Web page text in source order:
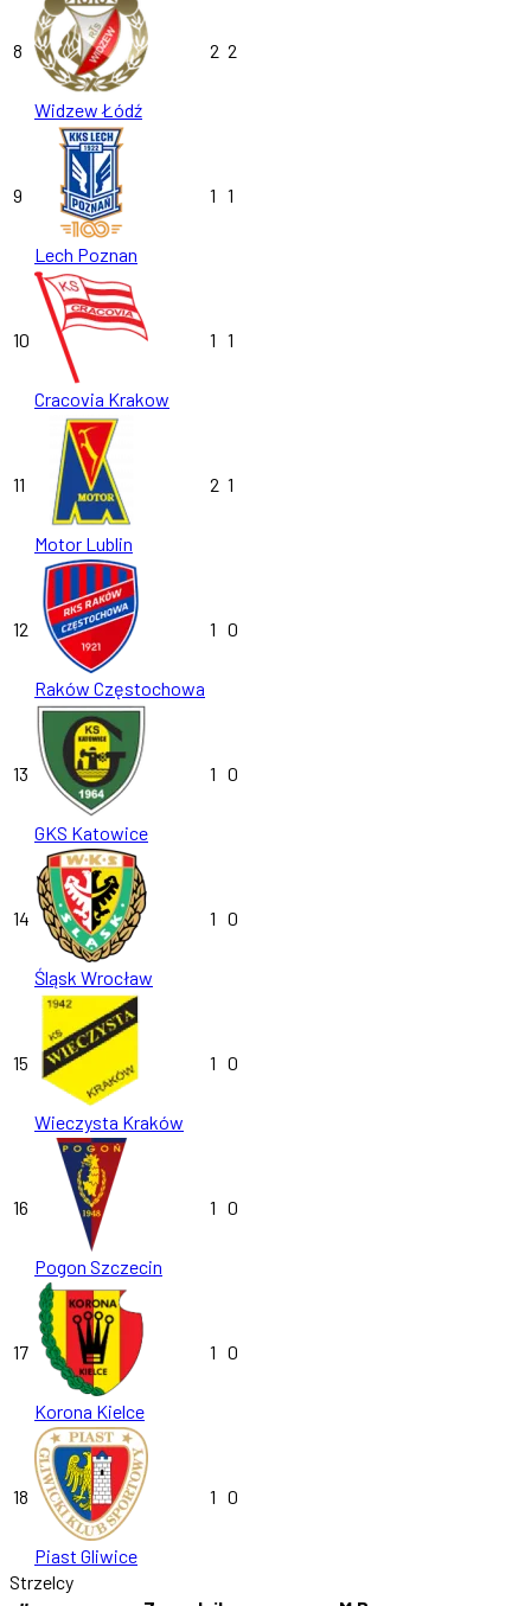
8
Widzew Łódź
2 2
9
Lech Poznan
1 1
10
Cracovia Krakow
1 1
11
Motor Lublin
2 1
12
Raków Częstochowa
1 0
13
GKS Katowice
1 0
14
Śląsk Wrocław
1 0
15
Wieczysta Kraków
1 0
16
Pogon Szczecin
1 0
17
Korona Kielce
1 0
18
Piast Gliwice
1 0
Strzelcy